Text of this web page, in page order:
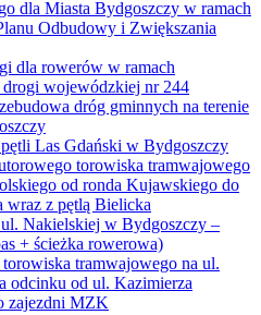
dla Miasta Bydgoszczy w ramach
Odbudowy i Zwiększania
dla rowerów w ramach
wojewódzkiej nr 244
dróg gminnych na terenie
Las Gdański w Bydgoszczy
torowiska tramwajowego
od ronda Kujawskiego do
wraz z pętlą Bielicka
Nakielskiej w Bydgoszczy –
+ ścieżka rowerowa)
tramwajowego na ul.
odcinku od ul. Kazimierza
zajezdni MZK